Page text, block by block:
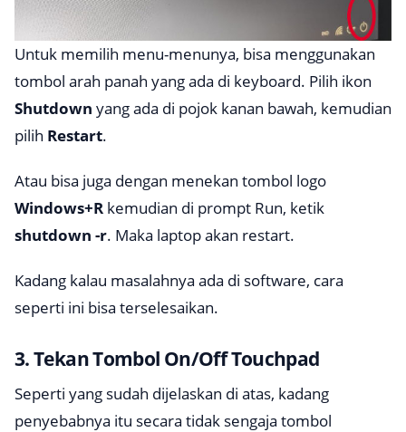
Untuk memilih menu-menunya, bisa menggunakan
tombol arah panah yang ada di keyboard. Pilih ikon
Shutdown yang ada di pojok kanan bawah, kemudian
pilih Restart.
Atau bisa juga dengan menekan tombol logo
Windows+R kemudian di prompt Run, ketik
shutdown -r. Maka laptop akan restart.
Kadang kalau masalahnya ada di software, cara
seperti ini bisa terselesaikan.
3. Tekan Tombol On/Off Touchpad
Seperti yang sudah dijelaskan di atas, kadang
penyebabnya itu secara tidak sengaja tombol